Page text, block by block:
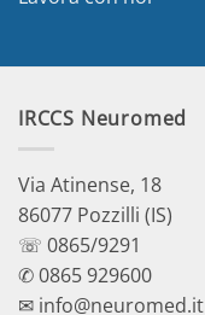
IRCCS Neuromed
Via Atinense, 18
86077 Pozzilli (IS)
☏ 0865/9291
✆ 0865 929600
✉ info@neuromed.it